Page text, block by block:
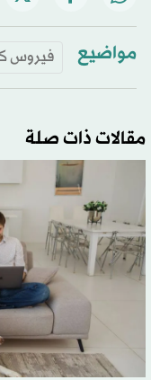
مواضيع فيروس
مقالات ذات صلة